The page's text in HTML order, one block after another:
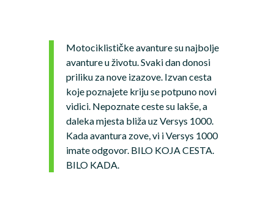
Motociklističke avanture su najbolje
avanture u životu. Svaki dan donosi
priliku za nove izazove. Izvan cesta
koje poznajete kriju se potpuno novi
vidici. Nepoznate ceste su lakše, a
daleka mjesta bliža uz Versys 1000.
Kada avantura zove, vi i Versys 1000
imate odgovor. BILO KOJA CESTA.
BILO KADA.